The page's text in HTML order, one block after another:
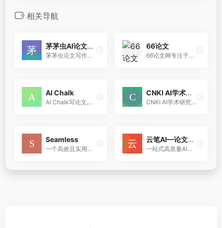
相关导航
茅茅虫AI论文写作助手
茅茅虫论文写作助手5分钟快速论文灵感，结合您的专业背景，从超五亿篇文献中搜索相关文献知识投喂MMC模型，精准校正生成内容，同时我们提供论文智能续写，实时论文查重，实时纠错，实时论文降重，一键引用，赋能高效写作，沉浸式享受。
66论文
66论文网专注于为学生和研究人员提供高效、便捷的论文写作解决方案
AI Chalk
AI Chalk写论文,只需输入标题,自动完成毕业论文,全部AI生成,自带查重报告。AI Chalk写论文,论文格式规范,结构完整,包含摘要、目录、参考文献,符合学校毕业论文要求。
CNKI AI学术研究助手
CNKI AI学术研究助手，是大模型时代同方知网全面拥抱AI、赋能科研创新的全新探索，是推进问答式增强检索和生成式知识服务的场景实践。
Seamless
一个高效且实用的AI工具，专为科学研究和学术写作设计。它通过科学数据驱动的分析和快速文献检索功能，显著提升了文献综述的撰写效率，同时为非英语母语的研究人员提供了语言支持
云笔AI—论文生成
一站式高质量AI原创论文生成平台